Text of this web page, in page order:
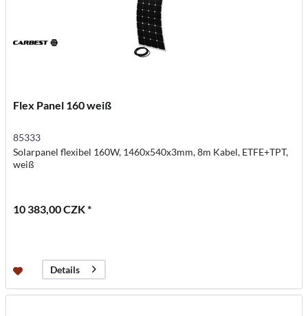
Flex Panel 160 weiß
85333
Solarpanel flexibel 160W, 1460x540x3mm, 8m Kabel, ETFE+TPT,
weiß
10 383,00 CZK *
Details